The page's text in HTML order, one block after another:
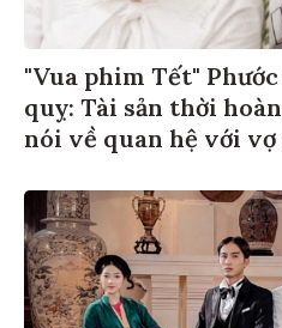
"Vua phim Tết"
quỵ: Tài sản thời
nói về quan hệ với